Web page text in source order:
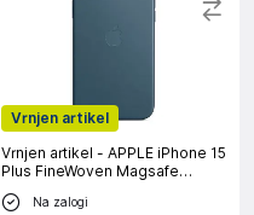
Vrnjen artikel
Vrnjen artikel - APPLE iPhone 15
Plus FineWoven Magsafe
(Pacific Blue) ovitek
Na zalogi